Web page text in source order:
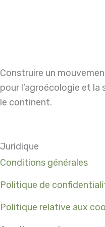
Construire un
pour l’agroécologie et
le continent.
Juridique
Conditions générales
Politique de
Politique relative aux